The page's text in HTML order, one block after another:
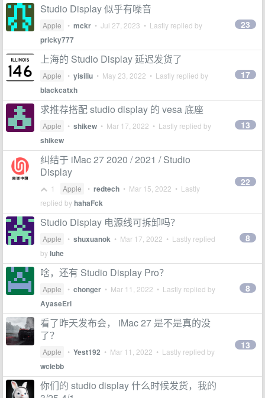
Studio Display 似乎有噪音
Apple • mckr • Jul 27, 2023 • Lastly replied by
pricky777
23
上海的 Studio Display 延迟发货了
Apple • yisiliu • May 23, 2022 • Lastly replied by
blackcatxh
17
求推荐搭配 studio display 的 vesa 底座
Apple • shikew • Mar 17, 2022 • Lastly replied by
shikew
13
纠结于 iMac 27 2020 / 2021 / Studio
Display
1 Apple • redtech • Mar 15, 2022 • Lastly
replied byhahaFck
22
Studio Display 电源线可拆卸吗？
Apple • shuxuanok • Mar 17, 2022 • Lastly replied
byluhe
8
啥，还有 Studio Display Pro？
Apple • chonger • Mar 11, 2022 • Lastly replied by
AyaseEri
8
看了昨天发布会， iMac 27 是不是真的没
了？
Apple • Yest192 • Mar 11, 2022 • Lastly replied by
wclebb
13
你们的 studio display 什么时候发货，我的